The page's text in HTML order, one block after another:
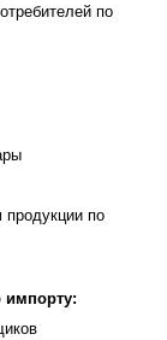
по
по
импорту: